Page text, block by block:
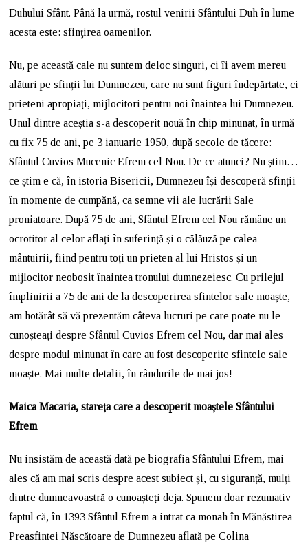
Duhului Sfânt. Până la urmă, rostul venirii Sfântului Duh în lume
acesta este: sfinţirea oamenilor.
Nu, pe această cale nu suntem deloc singuri, ci îi avem mereu
alături pe sfinții lui Dumnezeu, care nu sunt figuri îndepărtate, ci
prieteni apropiați, mijlocitori pentru noi înaintea lui Dumnezeu.
Unul dintre aceștia s-a descoperit nouă în chip minunat, în urmă
cu fix 75 de ani, pe 3 ianuarie 1950, după secole de tăcere:
Sfântul Cuvios Mucenic Efrem cel Nou. De ce atunci? Nu știm…
ce știm e că, în istoria Bisericii, Dumnezeu își descoperă sfinții
în momente de cumpănă, ca semne vii ale lucrării Sale
proniatoare. După 75 de ani, Sfântul Efrem cel Nou rămâne un
ocrotitor al celor aflați în suferință și o călăuză pe calea
mântuirii, fiind pentru toți un prieten al lui Hristos și un
mijlocitor neobosit înaintea tronului dumnezeiesc. Cu prilejul
împlinirii a 75 de ani de la descoperirea sfintelor sale moaște,
am hotărât să vă prezentăm câteva lucruri pe care poate nu le
cunoșteați despre Sfântul Cuvios Efrem cel Nou, dar mai ales
despre modul minunat în care au fost descoperite sfintele sale
moaște. Mai multe detalii, în rândurile de mai jos!
Maica Macaria, stareța care a descoperit moaștele Sfântului
Efrem
Nu insistăm de această dată pe biografia Sfântului Efrem, mai
ales că am mai scris despre acest subiect și, cu siguranță, mulți
dintre dumneavoastră o cunoașteți deja. Spunem doar rezumativ
faptul că, în 1393 Sfântul Efrem a intrat ca monah în Mănăstirea
Preasfintei Născătoare de Dumnezeu aflată pe Colina